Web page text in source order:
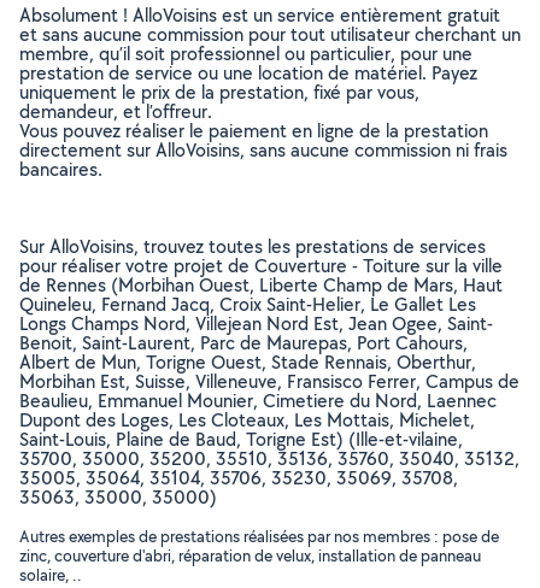
Absolument ! AlloVoisins est un service entièrement gratuit
et sans aucune commission pour tout utilisateur cherchant un
membre, qu’il soit professionnel ou particulier, pour une
prestation de service ou une location de matériel. Payez
uniquement le prix de la prestation, fixé par vous,
demandeur, et l’offreur.
Vous pouvez réaliser le paiement en ligne de la prestation
directement sur AlloVoisins, sans aucune commission ni frais
bancaires.
Sur AlloVoisins, trouvez toutes les prestations de services
pour réaliser votre projet de Couverture - Toiture sur la ville
de Rennes (Morbihan Ouest, Liberte Champ de Mars, Haut
Quineleu, Fernand Jacq, Croix Saint-Helier, Le Gallet Les
Longs Champs Nord, Villejean Nord Est, Jean Ogee, Saint-
Benoit, Saint-Laurent, Parc de Maurepas, Port Cahours,
Albert de Mun, Torigne Ouest, Stade Rennais, Oberthur,
Morbihan Est, Suisse, Villeneuve, Fransisco Ferrer, Campus de
Beaulieu, Emmanuel Mounier, Cimetiere du Nord, Laennec
Dupont des Loges, Les Cloteaux, Les Mottais, Michelet,
Saint-Louis, Plaine de Baud, Torigne Est) (Ille-et-vilaine,
35700, 35000, 35200, 35510, 35136, 35760, 35040, 35132,
35005, 35064, 35104, 35706, 35230, 35069, 35708,
35063, 35000, 35000)
Autres exemples de prestations réalisées par nos membres : pose de
zinc, couverture d'abri, réparation de velux, installation de panneau
solaire, ..